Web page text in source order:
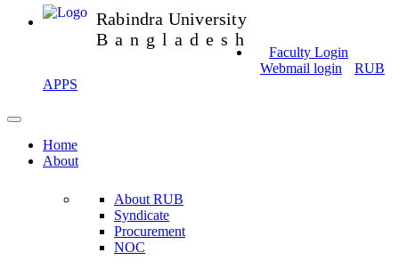
Rabindra University
Bangladesh
Faculty Login
Webmail login
RUB
APPS
Home
About
About RUB
Syndicate
Procurement
NOC